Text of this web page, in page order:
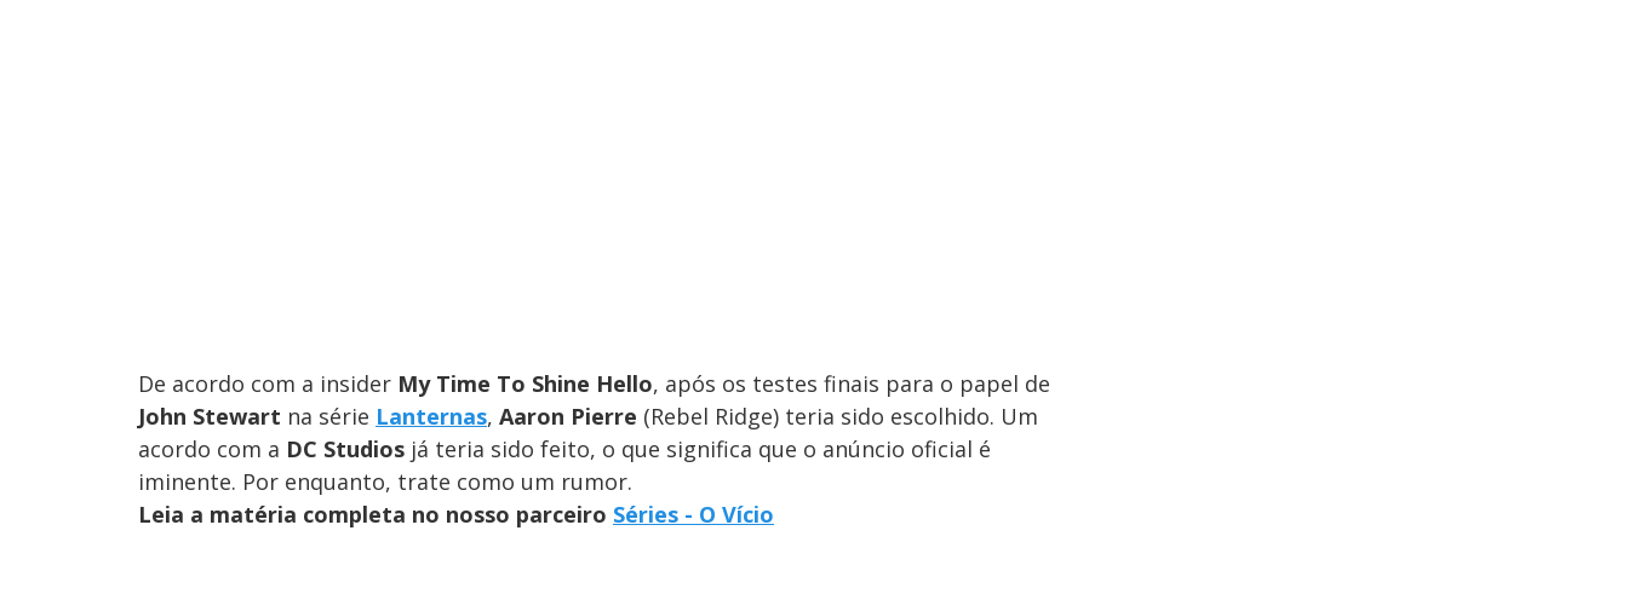
De acordo com a insider My Time To Shine Hello, após os testes finais para o papel de
John Stewart na série Lanternas, Aaron Pierre (Rebel Ridge) teria sido escolhido. Um
acordo com a DC Studios já teria sido feito, o que significa que o anúncio oficial é
iminente. Por enquanto, trate como um rumor.
Leia a matéria completa no nosso parceiro Séries - O Vício